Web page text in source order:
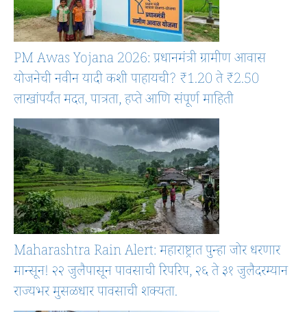
PM Awas Yojana 2026: प्रधानमंत्री ग्रामीण आवास
योजनेची नवीन यादी कशी पाहायची? ₹1.20 ते ₹2.50
लाखांपर्यंत मदत, पात्रता, हप्ते आणि संपूर्ण माहिती
Maharashtra Rain Alert: महाराष्ट्रात पुन्हा जोर धरणार
मान्सून! २२ जुलैपासून पावसाची रिपरिप, २६ ते ३१ जुलैदरम्यान
राज्यभर मुसळधार पावसाची शक्यता.